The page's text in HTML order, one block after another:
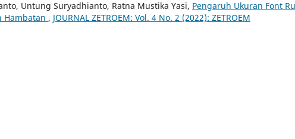
Untung Suryadhianto, Ratna Mustika Yasi, Pengaruh Ukuran Font
Hambatan , JOURNAL ZETROEM: Vol. 4 No. 2 (2022): ZETROEM